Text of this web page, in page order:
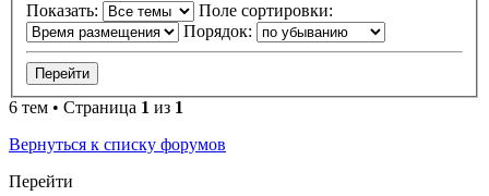
Показать:
Поле сортировки:
Порядок:
6 тем • Страница 1 из 1
Вернуться к списку форумов
Перейти